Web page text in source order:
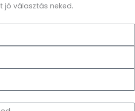
jó választás neked.